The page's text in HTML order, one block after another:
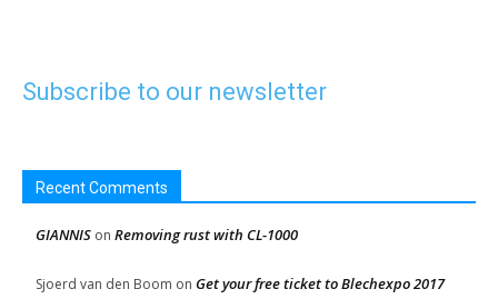
Subscribe to our newsletter
Recent Comments
GIANNIS on Removing rust with CL-1000
Sjoerd van den Boom on Get your free ticket to Blechexpo 2017